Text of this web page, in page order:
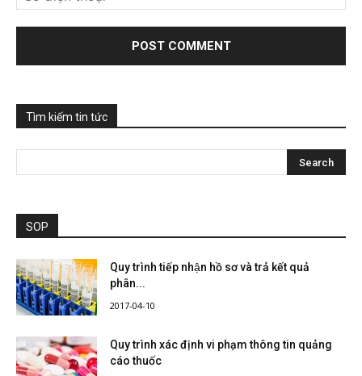
Tìm kiếm tin tức
SOP
Quy trình tiếp nhận hồ sơ và trả kết quả
phân...
2017-04-10
Quy trình xác định vi phạm thông tin quảng
cáo thuốc